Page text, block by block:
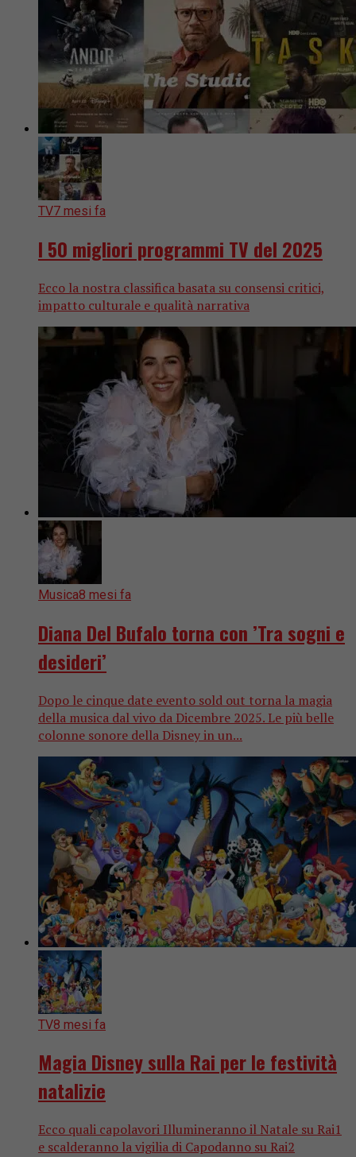
TV7 mesi fa
I 50 migliori programmi TV del 2025
Ecco la nostra classifica basata su consensi critici,
impatto culturale e qualità narrativa
Musica8 mesi fa
Diana Del Bufalo torna con ’Tra sogni e
desideri’
Dopo le cinque date evento sold out torna la magia
della musica dal vivo da Dicembre 2025. Le più belle
colonne sonore della Disney in un...
TV8 mesi fa
Magia Disney sulla Rai per le festività
natalizie
Ecco quali capolavori Illumineranno il Natale su Rai1
e scalderanno la vigilia di Capodanno su Rai2